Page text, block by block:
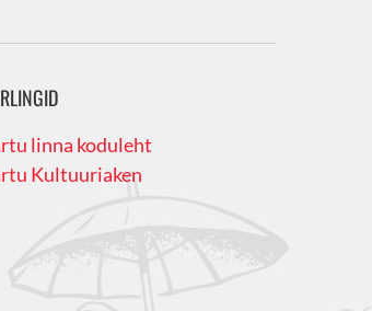
linna koduleht
Kultuuriaken